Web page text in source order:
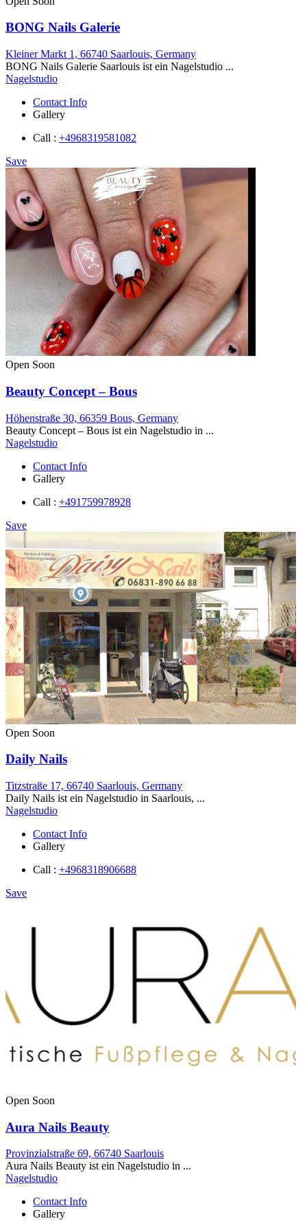
BONG Nails Galerie
Kleiner Markt 1, 66740 Saarlouis, Germany
BONG Nails Galerie Saarlouis ist ein Nagelstudio ...
Nagelstudio
Contact Info
Gallery
Call : +4968319581082
Save
Open Soon
Beauty Concept – Bous
Höhenstraße 30, 66359 Bous, Germany
Beauty Concept – Bous ist ein Nagelstudio in ...
Nagelstudio
Contact Info
Gallery
Call : +491759978928
Save
Open Soon
Daily Nails
Titzstraße 17, 66740 Saarlouis, Germany
Daily Nails ist ein Nagelstudio in Saarlouis, ...
Nagelstudio
Contact Info
Gallery
Call : +4968318906688
Save
Open Soon
Aura Nails Beauty
Provinzialstraße 69, 66740 Saarlouis
Aura Nails Beauty ist ein Nagelstudio in ...
Nagelstudio
Contact Info
Gallery